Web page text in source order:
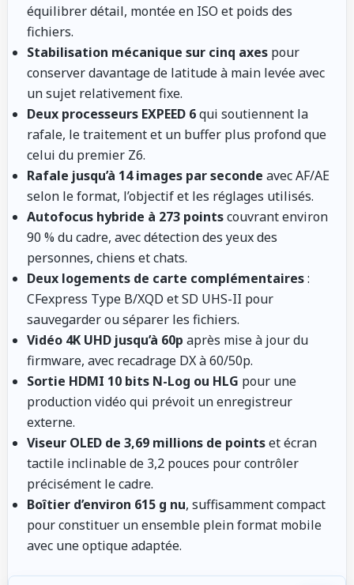
équilibrer détail, montée en ISO et poids des
fichiers.
Stabilisation mécanique sur cinq axes pour
conserver davantage de latitude à main levée avec
un sujet relativement fixe.
Deux processeurs EXPEED 6qui soutiennent la
rafale, le traitement et un buffer plus profond que
celui du premier Z6.
Rafale jusqu’à 14 images par seconde avec AF/AE
selon le format, l’objectif et les réglages utilisés.
Autofocus hybride à 273 pointscouvrant environ
90 % du cadre, avec détection des yeux des
personnes, chiens et chats.
Deux logements de carte complémentaires:
CFexpress Type B/XQD et SD UHS-II pour
sauvegarder ou séparer les fichiers.
Vidéo 4K UHD jusqu’à 60p après mise à jour du
firmware, avec recadrage DX à 60/50p.
Sortie HDMI 10 bits N-Log ou HLG pour une
production vidéo qui prévoit un enregistreur
externe.
Viseur OLED de 3,69 millions de pointset écran
tactile inclinable de 3,2 pouces pour contrôler
précisément le cadre.
Boîtier d’environ 615 g nu, suffisamment compact
pour constituer un ensemble plein format mobile
avec une optique adaptée.